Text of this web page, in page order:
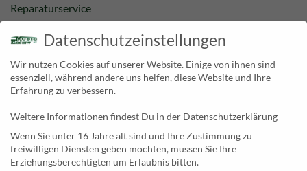
Reparaturservice
Bestpreisgarantie
Kategorien
Newsletter
KONTAKT
MusicEggert
Datenschutzeinstellungen
Wir nutzen Cookies auf unserer Website. Einige von ihnen sind
essenziell, während andere uns helfen, diese Website und Ihre
Erfahrung zu verbessern.
Weitere Informationen findest Du in der Datenschutzerklärung
Wenn Sie unter 16 Jahre alt sind und Ihre Zustimmung zu
freiwilligen Diensten geben möchten, müssen Sie Ihre
Erziehungsberechtigten um Erlaubnis bitten.